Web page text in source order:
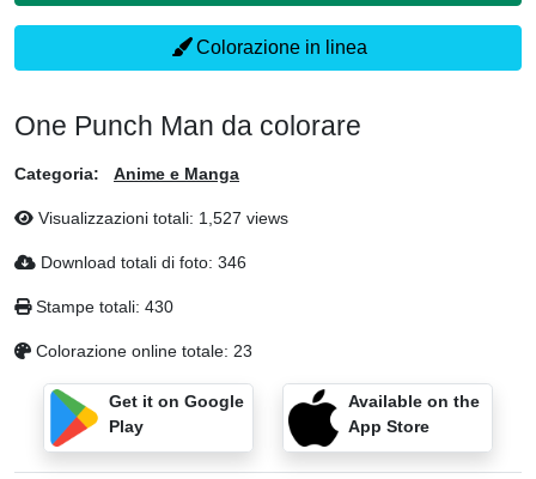
Colorazione in linea
One Punch Man da colorare
Categoria: Anime e Manga
Visualizzazioni totali: 1,527 views
Download totali di foto: 346
Stampe totali: 430
Colorazione online totale: 23
Get it on Google
Play
Available on the
App Store